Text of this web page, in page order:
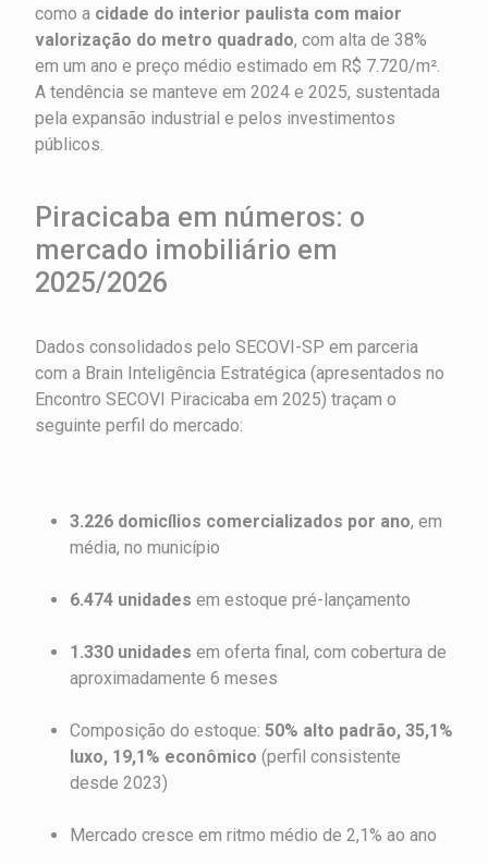
como a cidade do interior paulista com maior
valorização do metro quadrado, com alta de 38%
em um ano e preço médio estimado em R$ 7.720/m².
A tendência se manteve em 2024 e 2025, sustentada
pela expansão industrial e pelos investimentos
públicos.
Piracicaba em números: o
mercado imobiliário em
2025/2026
Dados consolidados pelo SECOVI-SP em parceria
com a Brain Inteligência Estratégica (apresentados no
Encontro SECOVI Piracicaba em 2025) traçam o
seguinte perfil do mercado:
3.226 domicílios comercializados por ano, em
média, no município
6.474 unidades em estoque pré-lançamento
1.330 unidades em oferta final, com cobertura de
aproximadamente 6 meses
Composição do estoque: 50% alto padrão, 35,1%
luxo, 19,1% econômico (perfil consistente
desde 2023)
Mercado cresce em ritmo médio de 2,1% ao ano